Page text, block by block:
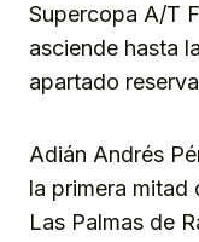
Supercopa A/T
asciende hasta
apartado
Adián Andrés
la primera mitad
Las Palmas de